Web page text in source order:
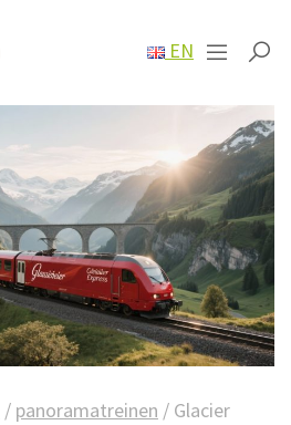
EN
/ panoramatreinen / Glacier